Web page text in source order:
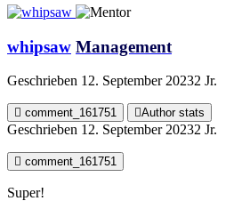
whipsaw Management
Geschrieben 12. September 20232 Jr.
comment_161751 Author stats
Geschrieben 12. September 20232 Jr.
comment_161751
Super!